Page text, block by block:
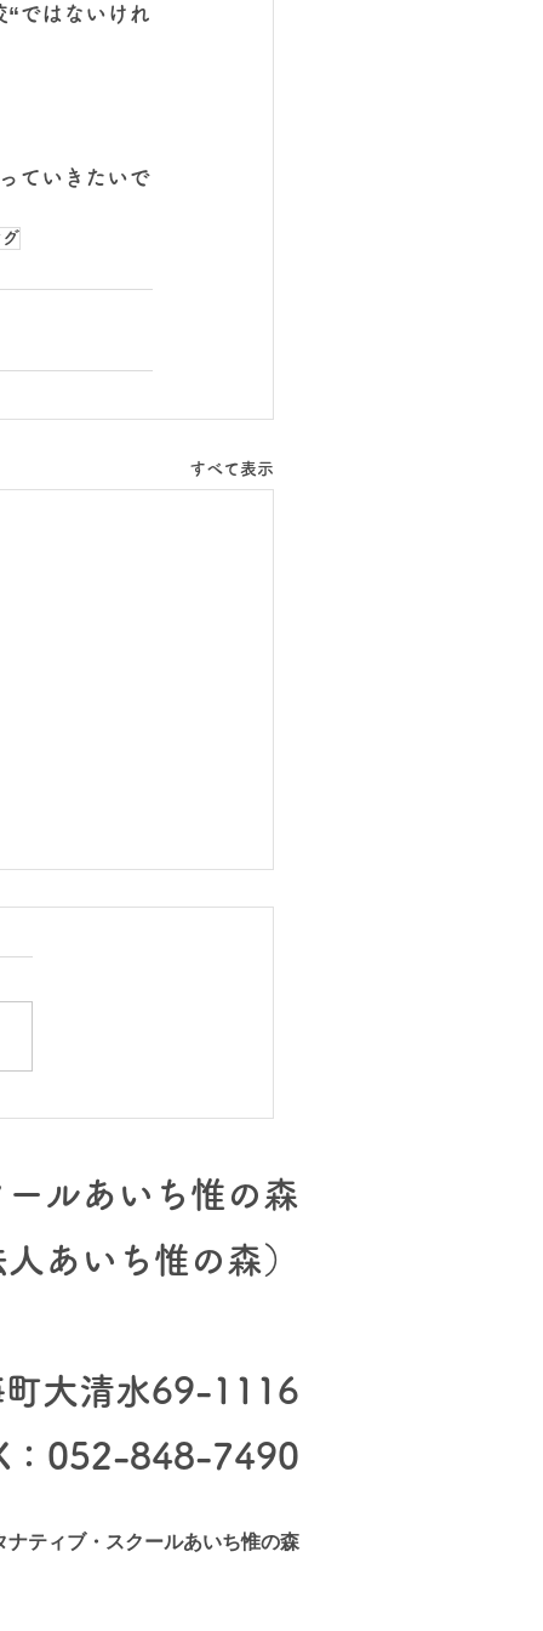
ではないけれ
ていきたいで
すべて表示
ものまち、再開しま
ルあいち惟の森
あいち惟の森）
大清水69-1116
：052-848-7490
ナティブ・スクールあいち惟の森